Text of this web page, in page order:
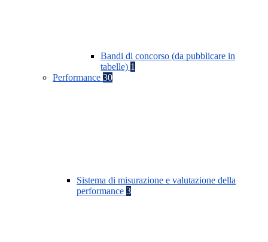
Bandi di concorso (da pubblicare in
tabelle) 1
Performance 30
Sistema di misurazione e valutazione della
performance 3